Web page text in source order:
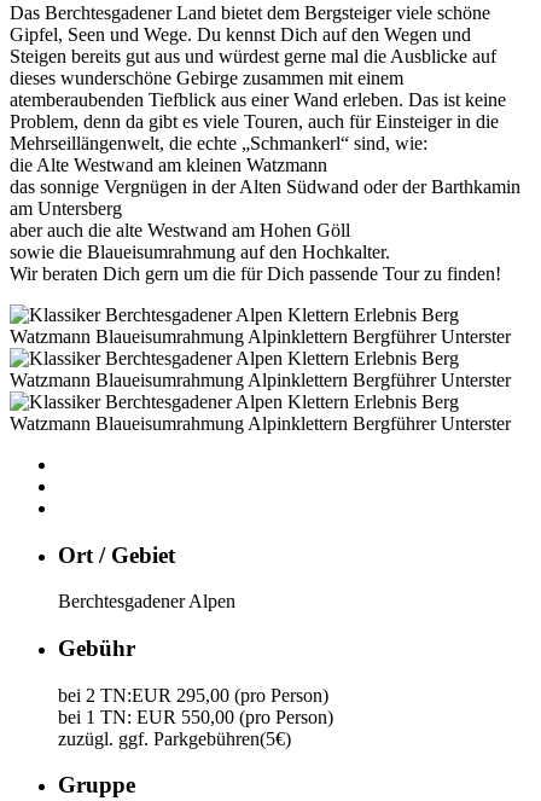
Das Berchtesgadener Land bietet dem Bergsteiger viele schöne
Gipfel, Seen und Wege. Du kennst Dich auf den Wegen und
Steigen bereits gut aus und würdest gerne mal die Ausblicke auf
dieses wunderschöne Gebirge zusammen mit einem
atemberaubenden Tiefblick aus einer Wand erleben. Das ist keine
Problem, denn da gibt es viele Touren, auch für Einsteiger in die
Mehrseillängenwelt, die echte „Schmankerl“ sind, wie:
die Alte Westwand am kleinen Watzmann
das sonnige Vergnügen in der Alten Südwand oder der Barthkamin
am Untersberg
aber auch die alte Westwand am Hohen Göll
sowie die Blaueisumrahmung auf den Hochkalter.
Wir beraten Dich gern um die für Dich passende Tour zu finden!
Ort / Gebiet
Berchtesgadener Alpen
Gebühr
bei 2 TN:EUR 295,00 (pro Person)
bei 1 TN: EUR 550,00 (pro Person)
zuzügl. ggf. Parkgebühren(5€)
Gruppe